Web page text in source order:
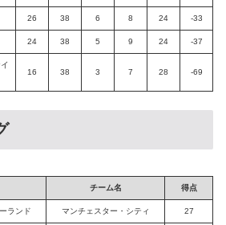
26 38 6 8 24 -33
24 38 5 9 24 -37
16 38 3 7 28 -69
チーム名 得点
ランド マンチェスター・シティ 27